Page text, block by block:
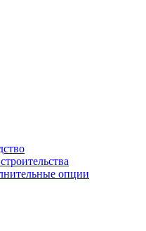
опции